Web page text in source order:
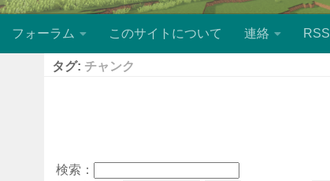
フォーラム このサイトについて 連絡 RSS
タグ: チャンク
検索：